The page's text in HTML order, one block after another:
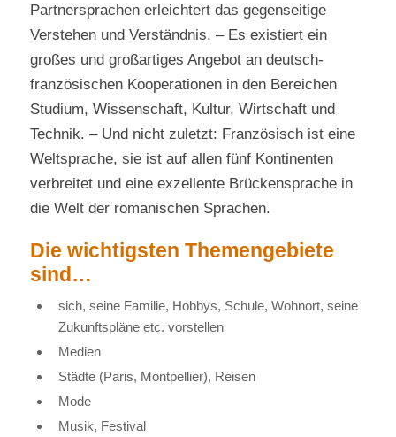
Partnersprachen erleichtert das gegenseitige
Verstehen und Verständnis. – Es existiert ein
großes und großartiges Angebot an deutsch-
französischen Kooperationen in den Bereichen
Studium, Wissenschaft, Kultur, Wirtschaft und
Technik. – Und nicht zuletzt: Französisch ist eine
Weltsprache, sie ist auf allen fünf Kontinenten
verbreitet und eine exzellente Brückensprache in
die Welt der romanischen Sprachen.
Die wichtigsten Themengebiete
sind…
sich, seine Familie, Hobbys, Schule, Wohnort, seine
Zukunftspläne etc. vorstellen
Medien
Städte (Paris, Montpellier), Reisen
Mode
Musik, Festival